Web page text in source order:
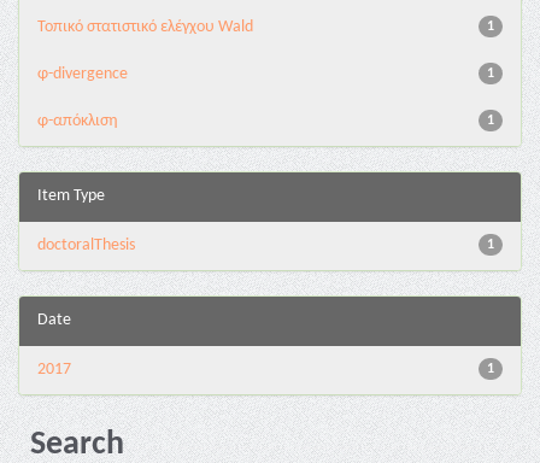
1
Τοπικό στατιστικό ελέγχου Wald
1
φ-divergence
1
φ-απόκλιση
Item Type
1
doctoralThesis
Date
1
2017
Search